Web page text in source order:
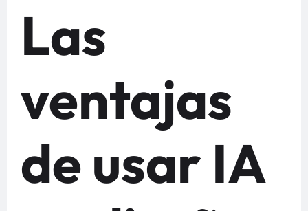
Las
ventajas
de usar IA